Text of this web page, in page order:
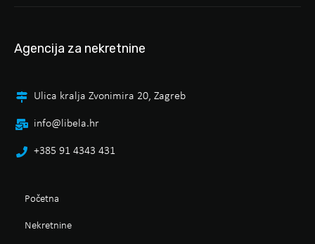
Agencija za nekretnine
Ulica kralja Zvonimira 20, Zagreb
info@libela.hr
+385 91 4343 431
Početna
Nekretnine